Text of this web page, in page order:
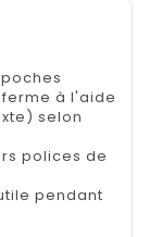
à l'aide
selon
polices de
pendant